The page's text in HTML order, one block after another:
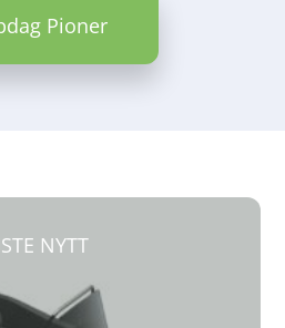
Pioner
NYTT